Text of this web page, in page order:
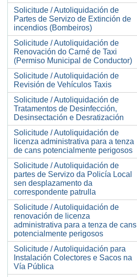
Solicitude / Autoliquidación de
Partes de Servizo de Extinción de
incendios (Bombeiros)
Solicitude / Autoliquidación de
Renovación do Carné de Taxi
(Permiso Municipal de Conductor)
Solicitude / Autoliquidación de
Revisión de Vehículos Taxis
Solicitude / Autoliquidación de
Tratamentos de Desinfección,
Desinsectación e Desratización
Solicitude / Autoliquidación de
licenza administrativa para a tenza
de cans potencialmente perigosos
Solicitude / Autoliquidación de
partes de Servizo da Policía Local
sen desplazamento da
correspondente patrulla
Solicitude / Autoliquidación de
renovación de licenza
administrativa para a tenza de cans
potencialmente perigosos
Solicitude / Autoliquidación para
Instalación Colectores e Sacos na
Vía Pública